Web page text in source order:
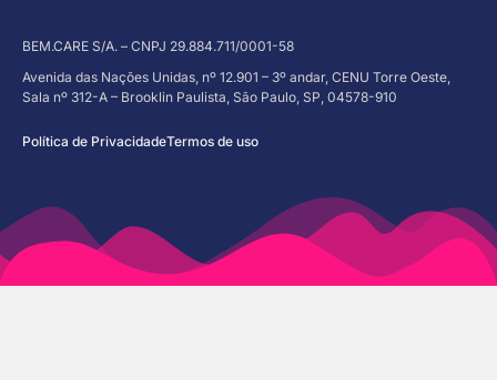
BEM.CARE S/A. – CNPJ 29.884.711/0001-58
Avenida das Nações Unidas, nº 12.901 – 3º andar, CENU Torre Oeste,
Sala nº 312-A – Brooklin Paulista, São Paulo, SP, 04578-910
Política de PrivacidadeTermos de uso